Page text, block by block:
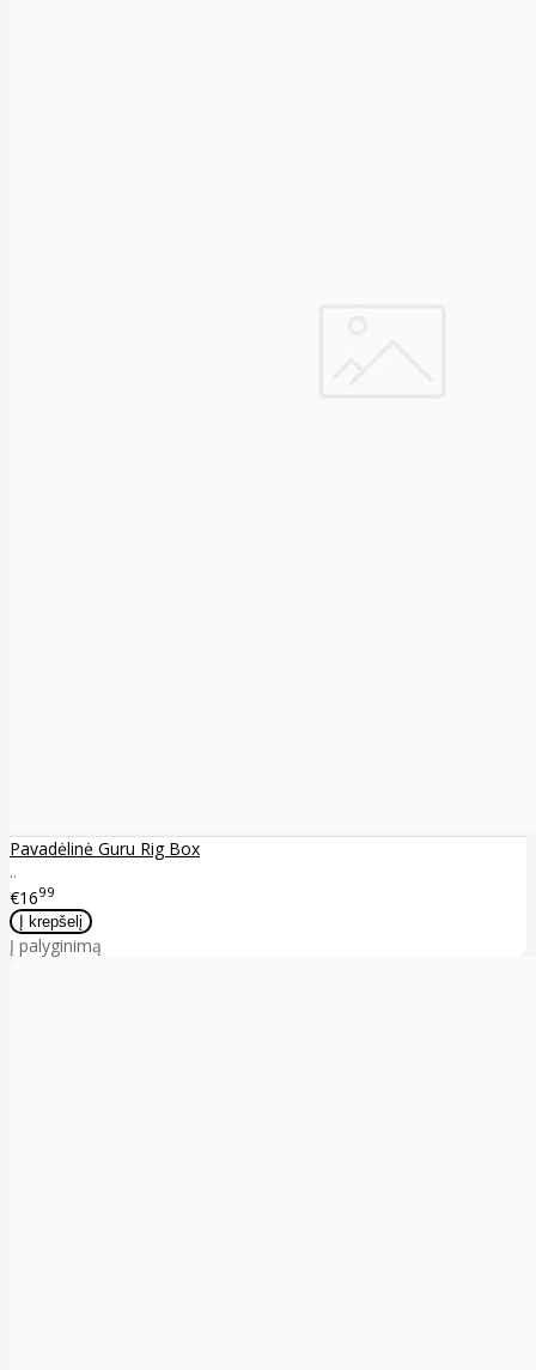
Pavadėlinė Guru Rig Box
..
€1699
Į palyginimą